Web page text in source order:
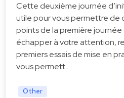
Cette deuxième journée
utile pour vous permettre de
points de la première
échapper à votre attention,
premiers essais de mise en
vous permett…
Other